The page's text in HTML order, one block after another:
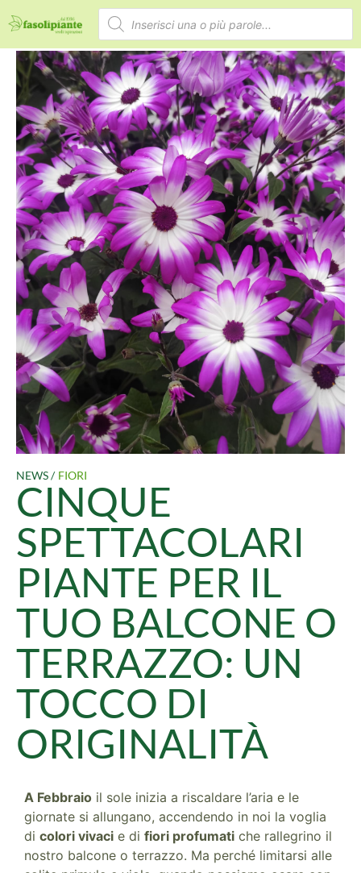
NEWS / FIORI
CINQUE
SPETTACOLARI
PIANTE PER IL
TUO BALCONE O
TERRAZZO: UN
TOCCO DI
ORIGINALITÀ
A Febbraio il sole inizia a riscaldare l’aria e le
giornate si allungano, accendendo in noi la voglia
di colori vivaci e di fiori profumati che rallegrino il
nostro balcone o terrazzo. Ma perché limitarsi alle